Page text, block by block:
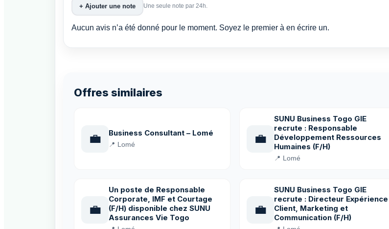
+ Ajouter une note Une seule note par 24h.
Aucun avis n’a été donné pour le moment. Soyez le premier à en écrire un.
Offres similaires
💼 Business Consultant – Lomé
📍 Lomé 💼
SUNU Business Togo GIE
recrute : Responsable
Développement Ressources
Humaines (F/H)
📍 Lomé
💼
Un poste de Responsable
Corporate, IMF et Courtage
(F/H) disponible chez SUNU
Assurances Vie Togo
💼
SUNU Business Togo GIE
recrute : Directeur Expérience
Client, Marketing et
Communication (F/H)